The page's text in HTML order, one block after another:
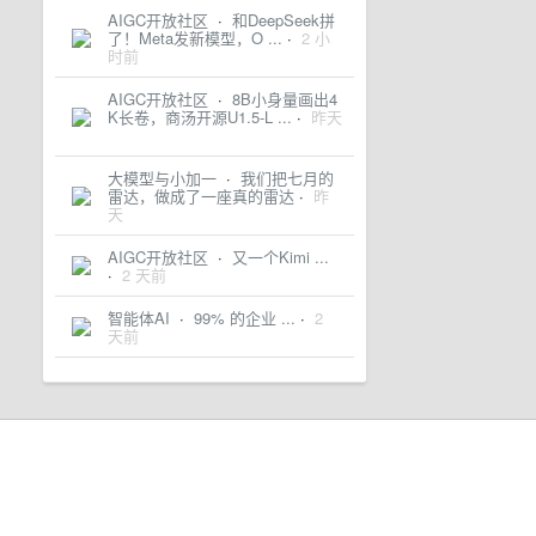
AIGC开放社区 · 和DeepSeek拼
了！Meta发新模型，O ... · 2 小
时前
AIGC开放社区 · 8B小身量画出4
K长卷，商汤开源U1.5-L ... · 昨天
大模型与小加一 · 我们把七月的
雷达，做成了一座真的雷达 · 昨
天
AIGC开放社区 · 又一个Kimi ...
· 2 天前
智能体AI · 99% 的企业 ... · 2
天前